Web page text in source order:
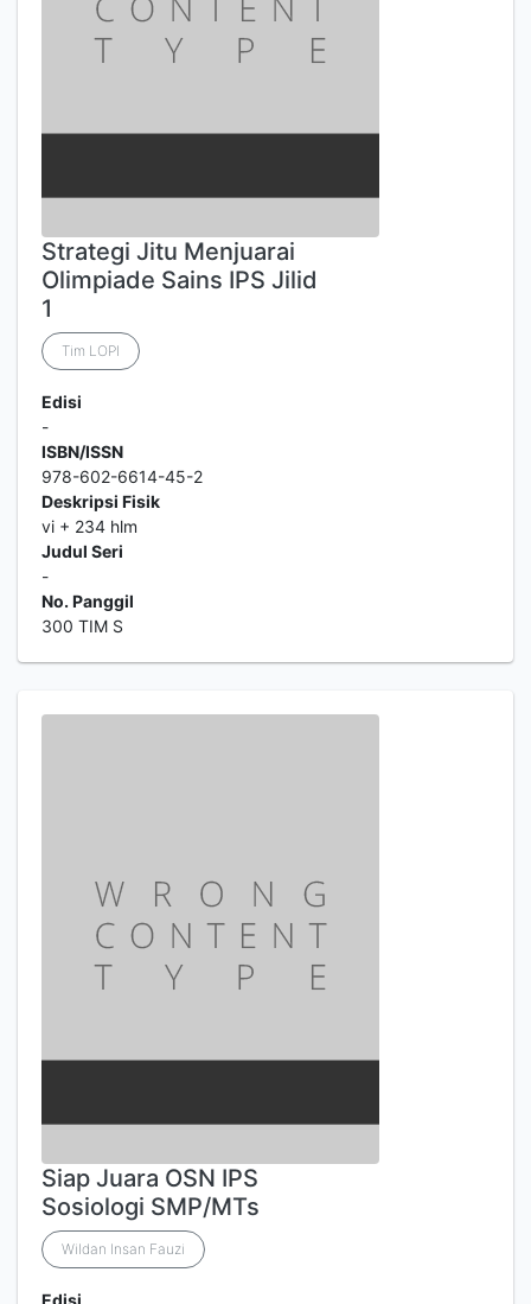
Strategi Jitu Menjuarai
Olimpiade Sains IPS Jilid
1
Tim LOPI
Edisi
-
ISBN/ISSN
978-602-6614-45-2
Deskripsi Fisik
vi + 234 hlm
Judul Seri
-
No. Panggil
300 TIM S
Siap Juara OSN IPS
Sosiologi SMP/MTs
Wildan Insan Fauzi
Edisi